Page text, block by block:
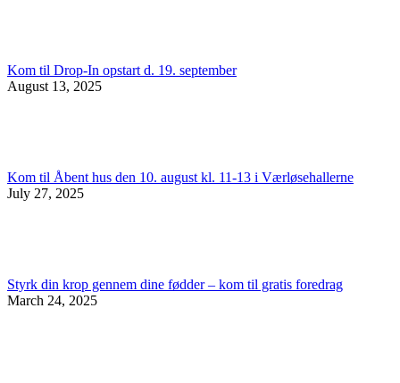
Kom til Drop-In opstart d. 19. september
August 13, 2025
Kom til Åbent hus den 10. august kl. 11-13 i Værløsehallerne
July 27, 2025
Styrk din krop gennem dine fødder – kom til gratis foredrag
March 24, 2025